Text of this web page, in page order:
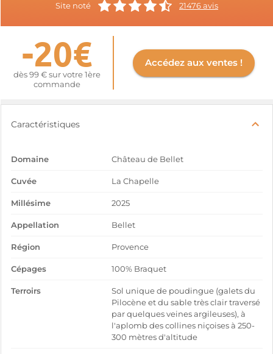
Site noté 21476 avis
-20€
dès 99 € sur votre 1ère
commande
Accédez aux ventes !
Caractéristiques
Domaine Château de Bellet
Cuvée La Chapelle
Millésime 2025
Appellation Bellet
Région Provence
Cépages 100% Braquet
Terroirs
Sol unique de poudingue (galets du
Pilocène et du sable très clair traversé
par quelques veines argileuses), à
l'aplomb des collines niçoises à 250-
300 mètres d'altitude